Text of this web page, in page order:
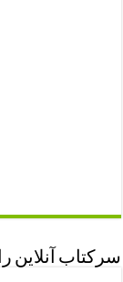
سرکتاب آنلاین